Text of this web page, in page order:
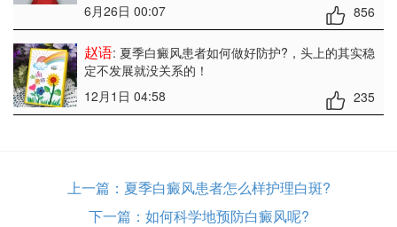
6月26日 00:07
856
赵语: 夏季白癜风患者如何做好防护? ，头上的其实稳
定不发展就没关系的！
12月1日 04:58
235
上一篇： 夏季白癜风患者怎么样护理白斑?
下一篇： 如何科学地预防白癜风呢?